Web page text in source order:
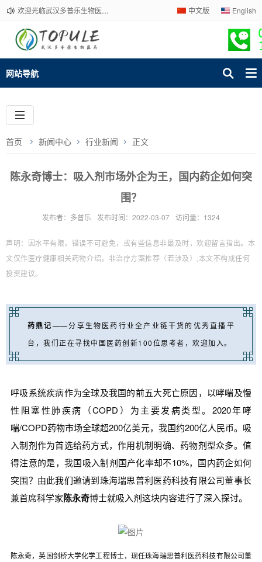
欢迎光临武汉多普乐生物医药有限公司官网！下单请咨询客服，我们热情为您服务！ 中文版 English
网站导航
首页 新闻中心 行业新闻 正文
陈永奇博士：吸入剂市场外企为王，国内药企如何突
围？
发布者：多普乐 发布时间：2022-03-07 访问量：1324
声明：因水平有限，错误不可避免，或有些信息非最及时，欢迎留言指出。本
文仅作医疗健康相关药物介绍，非治疗方案推荐（若涉及）;本文不构成任何
投资建议。
药鼎记——分享生物医药行业全产业链干货的优秀直播平
台，我们正在寻找中国医药创新100位思考者，欢迎加入。
呼吸系统疾病作为全球及我国的前五大死亡原因，以哮喘及慢
性阻塞性肺疾病（COPD）为主要发病类型。2020年哮
喘/COPD药物市场全球超200亿美元，我国约200亿人民币。吸
入制剂作为首选给药方式，作用机制明确、药物剂型众多。值
得注意的是，我国吸入制剂国产化率却不10%，国内药企如何
突围？由此我们邀请到珠海瑞思普利医药科技有限公司董事长
兼首席科学家陈永奇博士就吸入剂这块内容进行了深入探讨。
陈永奇，英国剑桥大学化学工程博士，现任珠海瑞思普利医药科技有限公司董